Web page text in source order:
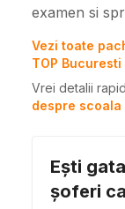
examen si
Vezi toate
TOP Bucuresti
Vrei detalii
despre
Ești
șoferi